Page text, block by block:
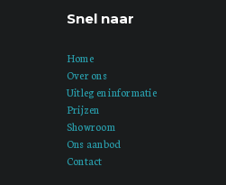
Snel naar
Home
Over ons
Uitleg en informatie
Prijzen
Showroom
Ons aanbod
Contact